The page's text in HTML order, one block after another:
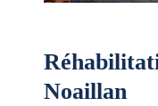
Noaillan